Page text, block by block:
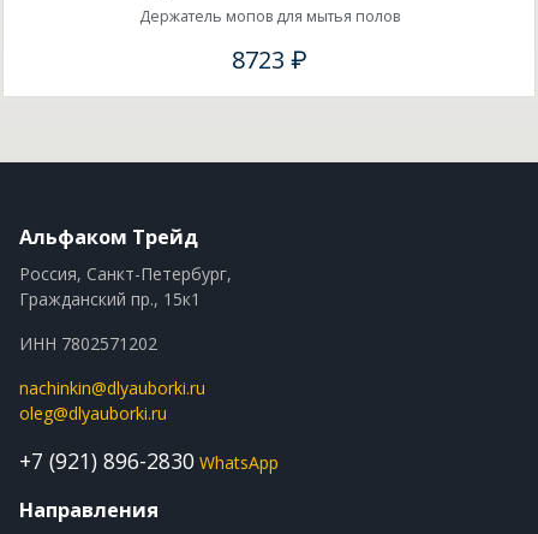
Держатель мопов для мытья полов
8723 ₽
Альфаком Трейд
Россия, Санкт-Петербург,
Гражданский пр., 15к1
ИНН 7802571202
nachinkin@dlyauborki.ru
oleg@dlyauborki.ru
+7 (921) 896-2830 WhatsApp
Направления